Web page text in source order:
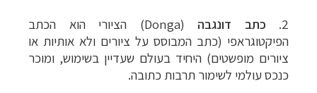
2.
כתב דונגבה (Donga) הציורי הוא הכתב
הפיקטוגראפי (כתב המבוסס על ציורים ולא אותיות או
ציורים מופשטים) היחיד בעולם שעדיין בשימוש, ומוכר
כנכס עולמי לשימור תרבות כתובה.